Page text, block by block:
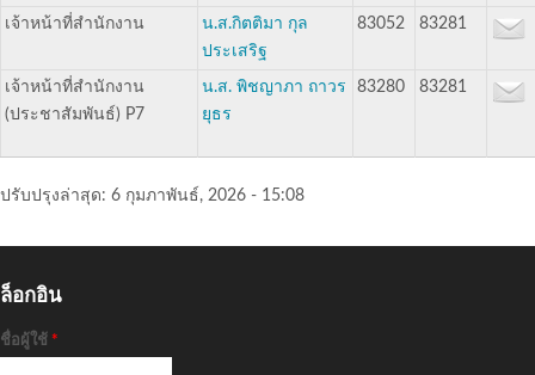
เจ้าหน้าที่สำนักงาน
น.ส.กิตติมา กุล
ประเสริฐ
83052 83281
เจ้าหน้าที่สำนักงาน
(ประชาสัมพันธ์) P7
น.ส. พิชญาภา ถาวร
ยุธร
83280 83281
ปรับปรุงล่าสุด: 6 กุมภาพันธ์, 2026 - 15:08
ล็อกอิน
ชื่อผู้ใช้ *